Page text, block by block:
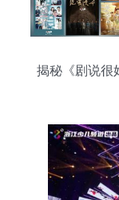
揭秘《剧说很